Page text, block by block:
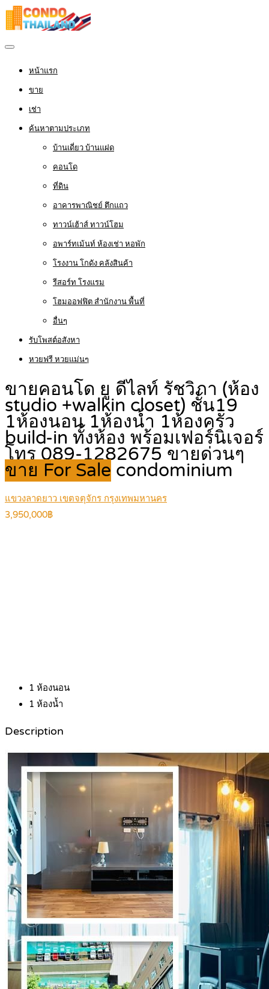
หน้าแรก
ขาย
เช่า
ค้นหาตามประเภท
บ้านเดี่ยว บ้านแฝด
คอนโด
ที่ดิน
อาคารพาณิชย์ ตึกแถว
ทาวน์เฮ้าส์ ทาวน์โฮม
อพาร์ทเม้นท์ ห้องเช่า หอพัก
โรงงาน โกดัง คลังสินค้า
รีสอร์ท โรงแรม
โฮมออฟฟิต สำนักงาน พื้นที่
อื่นๆ
รับโพสต์อสังหา
หวยฟรี หวยแม่นๆ
ขายคอนโด ยู ดีไลท์ รัชวิภา (ห้อง
studio +walkin closet) ชั้น19
1ห้องนอน 1ห้องน้ำ 1ห้องครัว
build-in ทั้งห้อง พร้อมเฟอร์นิเจอร์
โทร 089-1282675 ขายด่วนๆ
ขาย For Sale condominium
แขวงลาดยาว เขตจตุจักร กรุงเทพมหานคร
3,950,000฿
1 ห้องนอน
1 ห้องน้ำ
Description